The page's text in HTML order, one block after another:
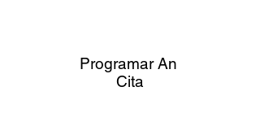
Programar An
Cita